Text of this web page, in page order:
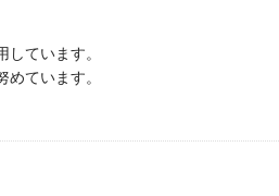
ています。
ています。